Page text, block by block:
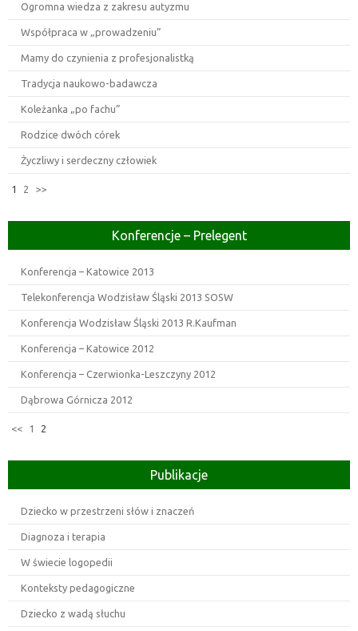
Ogromna wiedza z zakresu autyzmu
Współpraca w „prowadzeniu”
Mamy do czynienia z profesjonalistką
Tradycja naukowo-badawcza
Koleżanka „po fachu”
Rodzice dwóch córek
Życzliwy i serdeczny człowiek
1 2 >>
Konferencje – Prelegent
Konferencja – Katowice 2013
Telekonferencja Wodzisław Śląski 2013 SOSW
Konferencja Wodzisław Śląski 2013 R.Kaufman
Konferencja – Katowice 2012
Konferencja – Czerwionka-Leszczyny 2012
Dąbrowa Górnicza 2012
<< 1 2
Publikacje
Dziecko w przestrzeni słów i znaczeń
Diagnoza i terapia
W świecie logopedii
Konteksty pedagogiczne
Dziecko z wadą słuchu